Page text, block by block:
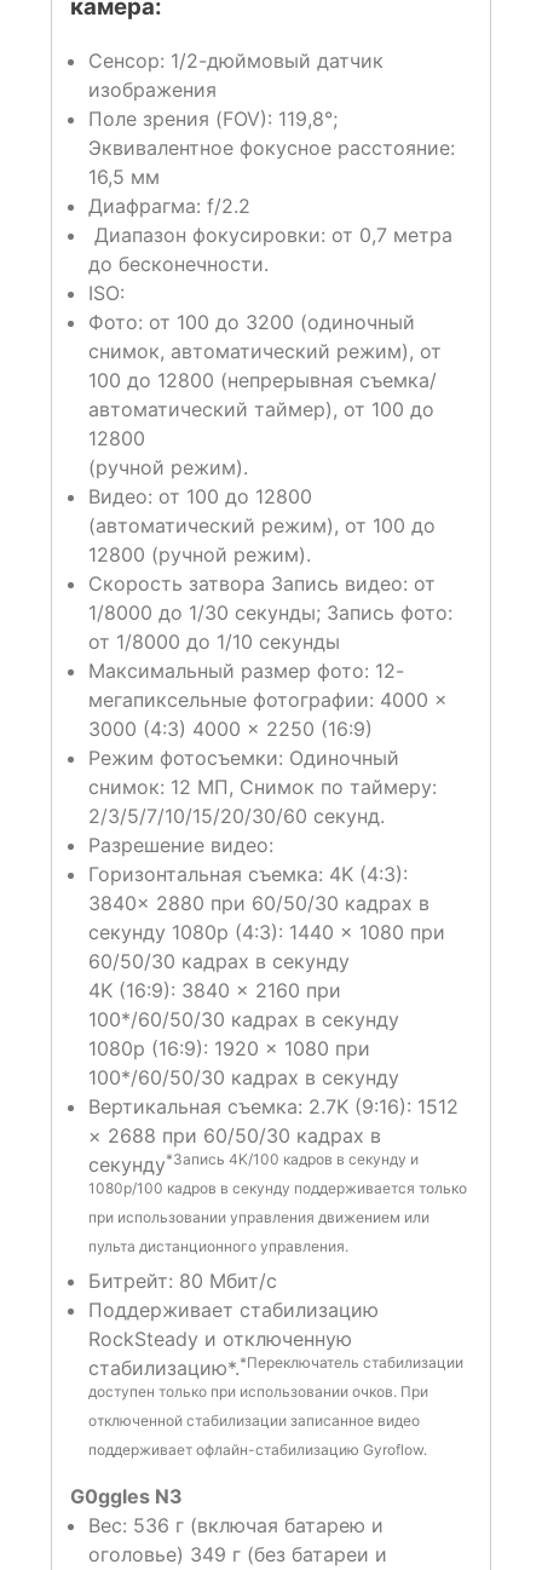
камера:
Сенсор: 1/2-дюймовый датчик
изображения
Поле зрения (FOV): 119,8°;
Эквивалентное фокусное расстояние:
16,5 мм
Диафрагма: f/2.2
Диапазон фокусировки: от 0,7 метра
до бесконечности.
ISO:
Фото: от 100 до 3200 (одиночный
снимок, автоматический режим), от
100 до 12800 (непрерывная съемка/
автоматический таймер), от 100 до
12800
(ручной режим).
Видео: от 100 до 12800
(автоматический режим), от 100 до
12800 (ручной режим).
Скорость затвора Запись видео: от
1/8000 до 1/30 секунды; Запись фото:
от 1/8000 до 1/10 секунды
Максимальный размер фото: 12-
мегапиксельные фотографии: 4000 ×
3000 (4:3) 4000 × 2250 (16:9)
Режим фотосъемки: Одиночный
снимок: 12 МП, Снимок по таймеру:
2/3/5/7/10/15/20/30/60 секунд.
Разрешение видео:
Горизонтальная съемка: 4K (4:3):
3840× 2880 при 60/50/30 кадрах в
секунду 1080p (4:3): 1440 × 1080 при
60/50/30 кадрах в секунду
4K (16:9): 3840 × 2160 при
100*/60/50/30 кадрах в секунду
1080p (16:9): 1920 × 1080 при
100*/60/50/30 кадрах в секунду
Вертикальная съемка: 2.7K (9:16): 1512
× 2688 при 60/50/30 кадрах в
секунду*Запись 4K/100 кадров в секунду и
1080p/100 кадров в секунду поддерживается только
при использовании управления движением или
пульта дистанционного управления.
Битрейт: 80 Мбит/с
Поддерживает стабилизацию
RockSteady и отключенную
стабилизацию*.*Переключатель стабилизации
доступен только при использовании очков. При
отключенной стабилизации записанное видео
поддерживает офлайн-стабилизацию Gyroflow.
G0ggles N3
Вес: 536 г (включая батарею и
оголовье) 349 г (без батареи и